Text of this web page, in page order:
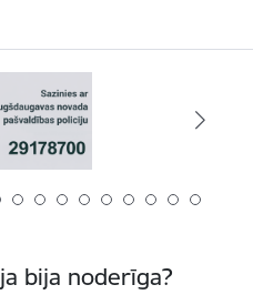
bija noderīga?